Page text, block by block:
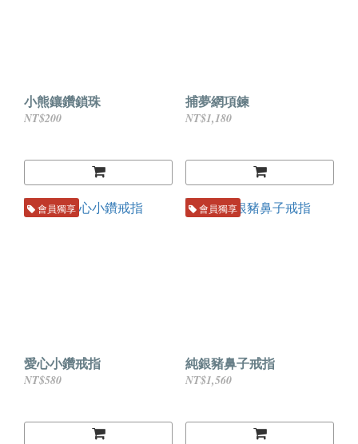
小熊鑲鑽鎖珠
NT$200
捕夢網項鍊
NT$1,180
會員獨享
愛心小鑽戒指
NT$580
會員獨享
純銀豬鼻子戒指
NT$1,560